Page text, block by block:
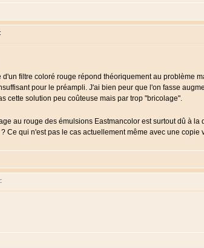
filtre coloré rouge répond théoriquement au
pour le préampli. J'ai bien peur que l'on fasse
cette solution peu coûteuse mais par trop "bricolage".
au rouge des émulsions Eastmancolor est surtout dû à
Ce qui n'est pas le cas actuellement même avec une